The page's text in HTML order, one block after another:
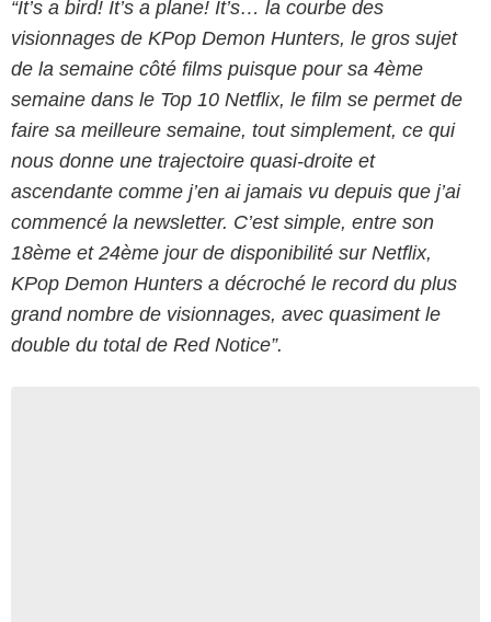
“It’s a bird! It’s a plane! It’s… la courbe des
visionnages de KPop Demon Hunters, le gros sujet
de la semaine côté films puisque pour sa 4ème
semaine dans le Top 10 Netflix, le film se permet de
faire sa meilleure semaine, tout simplement, ce qui
nous donne une trajectoire quasi-droite et
ascendante comme j’en ai jamais vu depuis que j’ai
commencé la newsletter. C’est simple, entre son
18ème et 24ème jour de disponibilité sur Netflix,
KPop Demon Hunters a décroché le record du plus
grand nombre de visionnages, avec quasiment le
double du total de Red Notice”.